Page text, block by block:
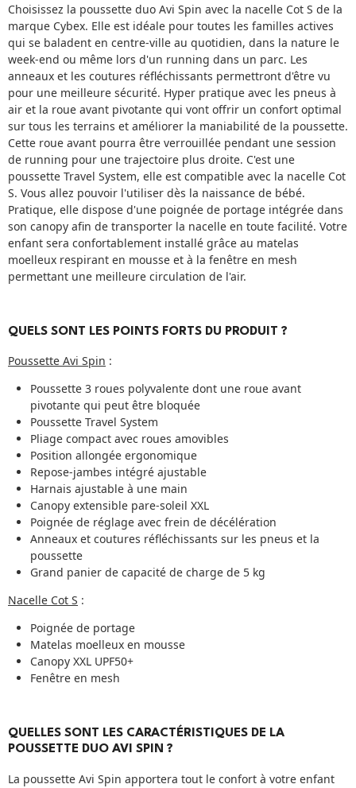
Choisissez la poussette duo Avi Spin avec la nacelle Cot S de la
marque Cybex. Elle est idéale pour toutes les familles actives
qui se baladent en centre-ville au quotidien, dans la nature le
week-end ou même lors d'un running dans un parc. Les
anneaux et les coutures réfléchissants permettront d'être vu
pour une meilleure sécurité. Hyper pratique avec les pneus à
air et la roue avant pivotante qui vont offrir un confort optimal
sur tous les terrains et améliorer la maniabilité de la poussette.
Cette roue avant pourra être verrouillée pendant une session
de running pour une trajectoire plus droite. C'est une
poussette Travel System, elle est compatible avec la nacelle Cot
S. Vous allez pouvoir l'utiliser dès la naissance de bébé.
Pratique, elle dispose d'une poignée de portage intégrée dans
son canopy afin de transporter la nacelle en toute facilité. Votre
enfant sera confortablement installé grâce au matelas
moelleux respirant en mousse et à la fenêtre en mesh
permettant une meilleure circulation de l'air.
QUELS SONT LES POINTS FORTS DU PRODUIT ?
Poussette Avi Spin :
Poussette 3 roues polyvalente dont une roue avant
pivotante qui peut être bloquée
Poussette Travel System
Pliage compact avec roues amovibles
Position allongée ergonomique
Repose-jambes intégré ajustable
Harnais ajustable à une main
Canopy extensible pare-soleil XXL
Poignée de réglage avec frein de décélération
Anneaux et coutures réfléchissants sur les pneus et la
poussette
Grand panier de capacité de charge de 5 kg
Nacelle Cot S :
Poignée de portage
Matelas moelleux en mousse
Canopy XXL UPF50+
Fenêtre en mesh
QUELLES SONT LES CARACTÉRISTIQUES DE LA
POUSSETTE DUO AVI SPIN ?
La poussette Avi Spin apportera tout le confort à votre enfant